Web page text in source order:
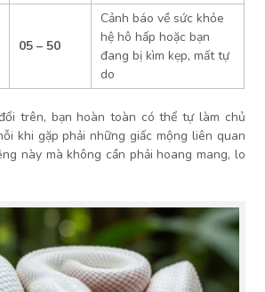
05 – 50
Cảnh báo về sức khỏe
hệ hô hấp hoặc bạn
đang bị kìm kẹp, mất tự
do
trên, bạn hoàn toàn có thể tự làm chủ
khi gặp phải những giấc mộng liên quan
này mà không cần phải hoang mang, lo